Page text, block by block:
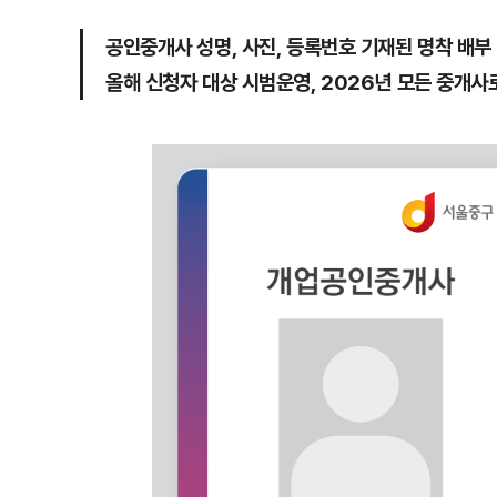
공인중개사 성명, 사진, 등록번호 기재된 명착 배부
올해 신청자 대상 시범운영, 2026년 모든 중개사